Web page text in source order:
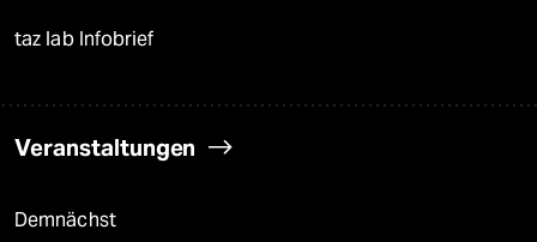
taz lab Infobrief
Veranstaltungen
Demnächst